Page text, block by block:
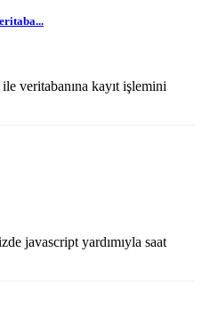
veritabanına kayıt işlemini
javascript yardımıyla saat